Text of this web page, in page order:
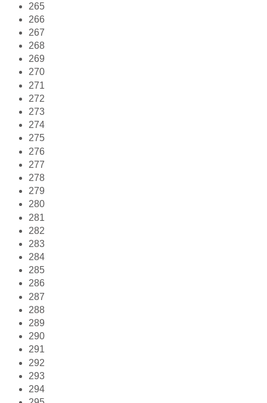
265
266
267
268
269
270
271
272
273
274
275
276
277
278
279
280
281
282
283
284
285
286
287
288
289
290
291
292
293
294